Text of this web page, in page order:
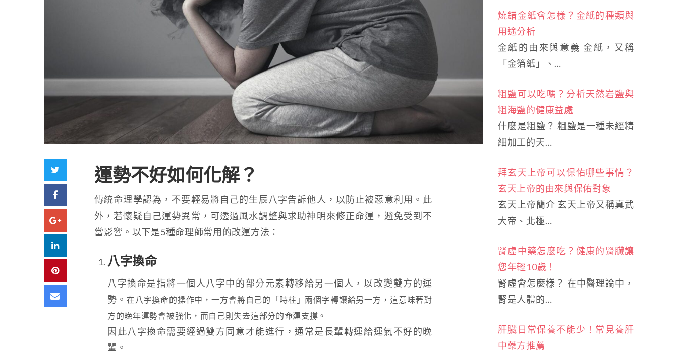
Facebook
Google+
LinkedIn
Pinterest
Email
運勢不好如何化解？
傳統命理學認為，不要輕易將自己的生辰八字告訴他人，以防止被惡意利用。此
外，若懷疑自己運勢異常，可透過風水調整與求助神明來修正命運，避免受到不
當影響。以下是5種命理師常用的改運方法：
八字換命
八字換命是指將一個人八字中的部分元素轉移給另一個人，以改變雙方的運
勢。 在八字換命的操作中，一方會將自己的「時柱」兩個字轉讓給另一方，這意味著對
方的晚年運勢會被強化，而自己則失去這部分的命運支撐。
因此八字換命需要經過雙方同意才能進行，通常是長輩轉運給運氣不好的晚
輩。
燒錯金紙會怎樣？金紙的種類與
用途分析
金紙的由來與意義 金紙，又稱
「金箔紙」、…
粗鹽可以吃嗎？分析天然岩鹽與
粗海鹽的健康益處
什麼是粗鹽？ 粗鹽是一種未經精
細加工的天…
拜玄天上帝可以保佑哪些事情？
玄天上帝的由來與保佑對象
玄天上帝簡介 玄天上帝又稱真武
大帝、北極…
腎虛中藥怎麼吃？健康的腎臟讓
您年輕10歲！
腎虛會怎麼樣？ 在中醫理論中，
腎是人體的…
肝臟日常保養不能少！常見養肝
中藥方推薦